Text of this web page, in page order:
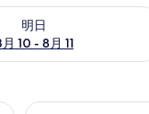
明日
10 - 8月 11
11 の空室状況をチェ
デスク、ノートパソコン